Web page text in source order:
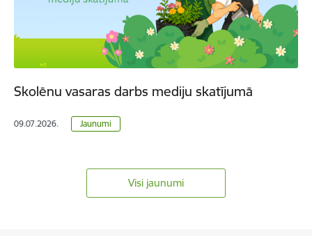
Skolēnu vasaras darbs mediju skatījumā
09.07.2026. Jaunumi
Visi jaunumi